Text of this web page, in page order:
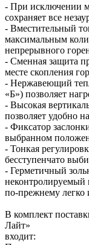
- При исключении
сохраняет все
- Вместительный
максимальным
непрерывного
- Сменная защита
месте скопления
- Нержавеющий
«Б») позволяет
- Высокая
позволяет удобно
- Фиксатор
выбранном
- Тонкая
бесступенчато
- Герметичный
неконтролируемый
по-прежнему легко
В комплект
Лайт»
входит: